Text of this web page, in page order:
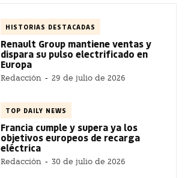
HISTORIAS DESTACADAS
Renault Group mantiene ventas y
dispara su pulso electrificado en
Europa
Redacción - 29 de julio de 2026
TOP DAILY NEWS
Francia cumple y supera ya los
objetivos europeos de recarga
eléctrica
Redacción - 30 de julio de 2026